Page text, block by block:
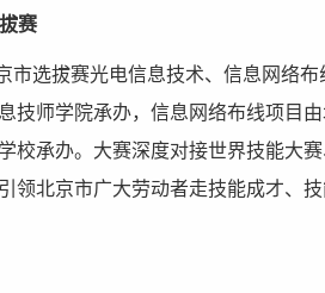
赛
市选拔赛光电信息技术、信息网络
技师学院承办，信息网络布线项目
校承办。大赛深度对接世界技能大
领北京市广大劳动者走技能成才、技